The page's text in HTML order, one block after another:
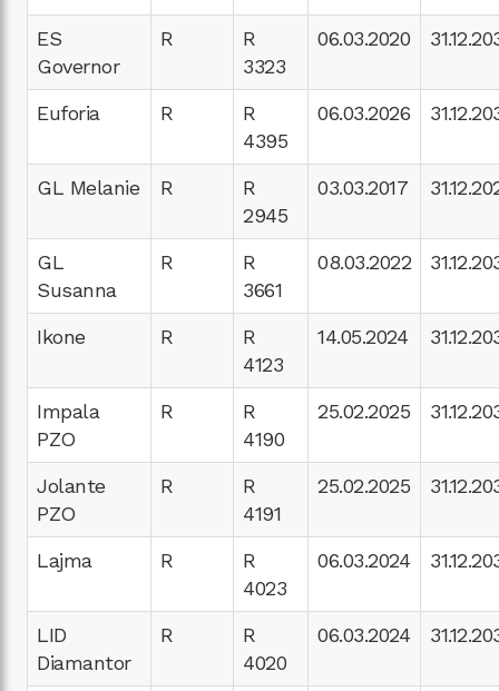
ES
Governor
R
R
3323
06.03.2020
Euforia R
R
4395
06.03.2026
GL Melanie R
R
2945
03.03.2017
GL
Susanna
R
R
3661
08.03.2022
Ikone R
R
4123
14.05.2024
Impala
PZO
R
R
4190
25.02.2025
Jolante
PZO
R
R
4191
25.02.2025
Lajma R
R
4023
06.03.2024
LID
Diamantor
R
R
4020
06.03.2024